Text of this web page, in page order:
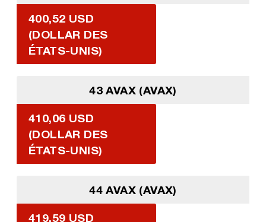
400,52 USD
(DOLLAR DES
ÉTATS-UNIS)
43 AVAX (AVAX)
410,06 USD
(DOLLAR DES
ÉTATS-UNIS)
44 AVAX (AVAX)
419,59 USD